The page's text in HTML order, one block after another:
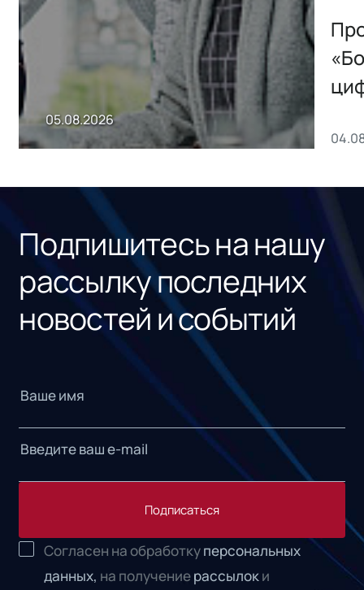
Storage 2.x для
хранения данных
05.08.2026
Подпишитесь на нашу
рассылку последних
новостей и событий
Подписаться
Согласен на обработкуперсональных
данных, на получениерассылоки